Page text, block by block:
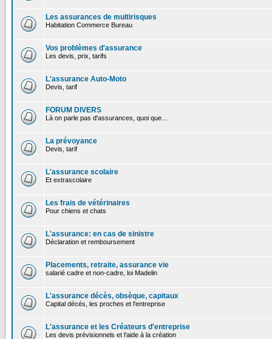
Les assurances de multirisques
Habitation Commerce Bureau
Vos problèmes d'assurance
Les devis, prix, tarifs
L'assurance Auto-Moto
Devis, tarif
FORUM DIVERS
Là on parle pas d'assurances, quoi que...
La prévoyance
Devis, tarif
L'assurance scolaire
Et extrascolaire
Les frais de vétérinaires
Pour chiens et chats
L'assurance: en cas de sinistre
Déclaration et remboursement
Placements, retraite, assurance vie
salarié cadre et non-cadre, loi Madelin
L'assurance décès, obsèque, capitaux
Capital décés, les proches et l'entreprise
L'assurance et les Créateurs d'entreprise
Les devis prévisionnels et l'aide à la création